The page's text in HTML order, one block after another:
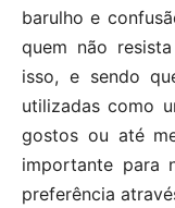
barulho e
quem não
isso, e sendo
utilizadas como
gostos ou até
importante para
preferência